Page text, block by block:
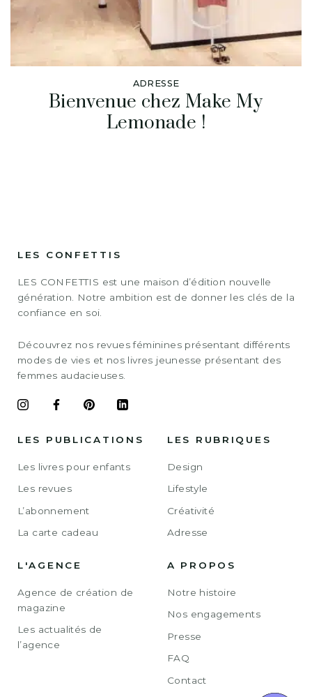
ADRESSE
Bienvenue chez Make My
Lemonade !
LES CONFETTIS
LES CONFETTIS est une maison d’édition nouvelle
génération. Notre ambition est de donner les clés de la
confiance en soi.
Découvrez nos revues féminines présentant différents
modes de vies et nos livres jeunesse présentant des
femmes audacieuses.
LES PUBLICATIONS
Les livres pour enfants
Les revues
L’abonnement
La carte cadeau
LES RUBRIQUES
Design
Lifestyle
Créativité
Adresse
L'AGENCE
Agence de création de
magazine
Les actualités de
l’agence
A PROPOS
Notre histoire
Nos engagements
Presse
FAQ
Contact